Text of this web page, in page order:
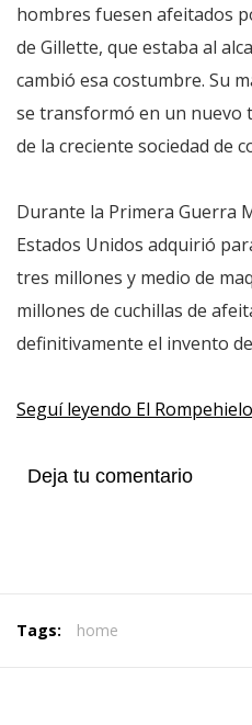
hombres fuesen afeitados
de Gillette, que estaba al
cambió esa costumbre. Su
se transformó en un nuevo
de la creciente sociedad de
Durante la Primera Guerra
Estados Unidos adquirió
tres millones y medio de
millones de cuchillas de
definitivamente el invento
Seguí leyendo El
Deja tu comentario
Tags: home